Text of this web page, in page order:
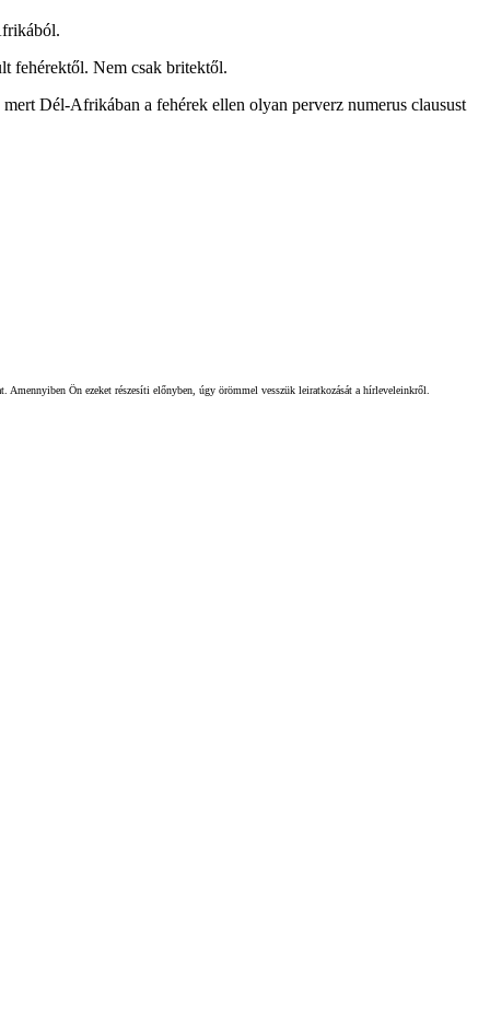
fehérektől. Nem csak britektől.
Dél-Afrikában a fehérek ellen olyan perverz numerus clausust
Ön ezeket részesíti előnyben, úgy örömmel vesszük leiratkozását a hírleveleinkről.